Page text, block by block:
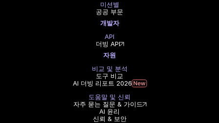
미션별
공공 부문
개발자
API
더빙 API
자원
비교 및 분석
도구 비교
AI 더빙 리포트 2026
도움말 및 신뢰
자주 묻는 질문 & 가이드
AI 윤리
신뢰 & 보안